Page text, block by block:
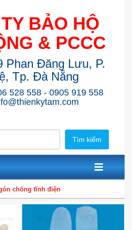
BẢO HỘ
& PCCC
Phan Đăng Lưu, P.
Tp. Đà Nẵng
528 558 - 0905 919 558
Tìm kiếm
chống tĩnh điện